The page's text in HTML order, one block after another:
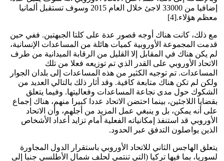
إضافيا من 33000 لاجئ خلال العام 2015 وسوف تستقبل ألمانيا
معظم هؤلاء.[4]
مع ذلك، كانت هناك أوجه قصور عدة على كلتا الجبهتين. ففي حين
قدمت المجموعة الأوروبية كميات هائلة من المساعدات الإنسانية،
لم يكن هناك في المقابل إلا القليل من الرقابة الميدانية من طرف
الاتحاد الأوروبي على القدر الذي تم توزيعه فعلا من تلك
المساعدات. تم توجيه الكثير من هذه المساعدات إلى بلدان الجوار
ولكن لم تكن هناك متابعة كافية. وقد أثار ذلك بالتالي العديد من
الشكوك حول مدى نجاعة المساعدات وفعاليتها. وفيما يتعلق
بقضايا اللاجئين، بينما احتضن الاتحاد عددا كبيرا منهم، هناك إجماع
على أنه يمكن، بل و ينبغي عمل المزيد من أجلهم، وأن الاتحاد
الأوروبي قد استنفذ إمكانياته الفعلية أمام تزايد أعداد الأشخاص
الذين يواصلون التدفق عبر الحدود.
يتعلق الهاجس الثاني للاتحاد الأوروبي باستقرار الدول المجاورة
لسوريا، بما فيها تركيا (التي تنتمي لحلف شمال الأطلسي جنبا إلى